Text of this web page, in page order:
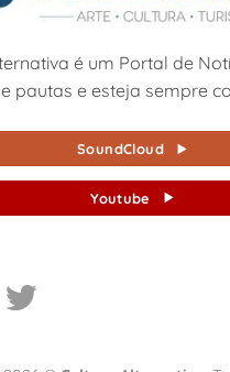
é um Portal de
pautas e esteja sempre
SoundCloud
Youtube